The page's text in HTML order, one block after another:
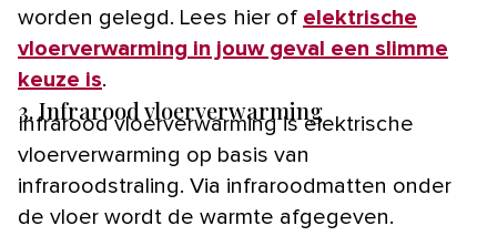
worden gelegd. Lees hier of elektrische
vloerverwarming in jouw geval een slimme
keuze is.
3. Infrarood vloerverwarming
Infrarood vloerverwarming is elektrische
vloerverwarming op basis van
infraroodstraling. Via infraroodmatten onder
de vloer wordt de warmte afgegeven.